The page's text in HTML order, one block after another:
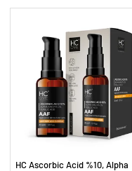
HC Ascorbic Acid %10, Alpha